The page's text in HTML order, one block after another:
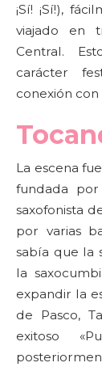
¡Sí! ¡Sí!),
viajado en
Central.
carácter
conexión
La escena
fundada por
saxofonista
por varias
sabía que la
la
expandir la
de Pasco,
exitoso